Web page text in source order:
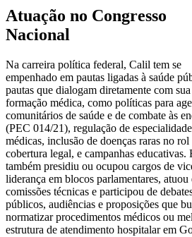
Atuação no Congresso
Nacional
Na carreira política federal, Calil tem se
empenhado em pautas ligadas à saúde
pautas que dialogam diretamente com sua
formação médica, como políticas para
comunitários de saúde e de combate às
(PEC 014/21), regulação de
médicas, inclusão de doenças raras no rol
cobertura legal, e campanhas educativas.
também presidiu ou ocupou cargos de
liderança em blocos parlamentares, atuou
comissões técnicas e participou de
públicos, audiências e proposições que
normatizar procedimentos médicos ou
estrutura de atendimento hospitalar em